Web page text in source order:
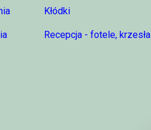
Kłódki
Recepcja - fotele, krzesła